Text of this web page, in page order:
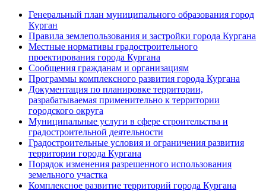
Генеральный план муниципального образования город
Курган
Правила землепользования и застройки города Кургана
Местные нормативы градостроительного
проектирования города Кургана
Сообщения гражданам и организациям
Программы комплексного развития города Кургана
Документация по планировке территории,
разрабатываемая применительно к территории
городского округа
Муниципальные услуги в сфере строительства и
градостроительной деятельности
Градостроительные условия и ограничения развития
территории города Кургана
Порядок изменения разрешенного использования
земельного участка
Комплексное развитие территорий города Кургана